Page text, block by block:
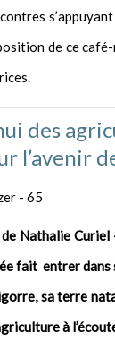
de ce
des
l’avenir
- 65
de Nathalie
fait entrer
sa terre
à